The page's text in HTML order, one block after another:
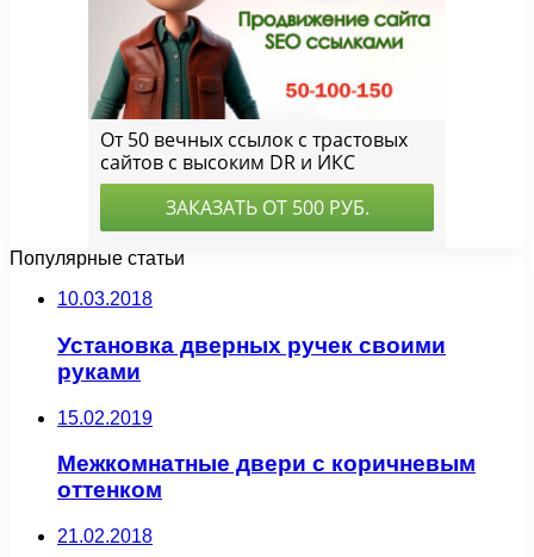
Популярные статьи
10.03.2018
Установка дверных ручек своими
руками
15.02.2019
Межкомнатные двери с коричневым
оттенком
21.02.2018